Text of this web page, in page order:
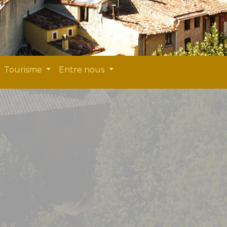
Tourisme Entre nous